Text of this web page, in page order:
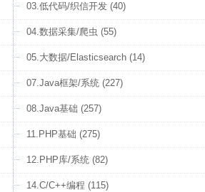
03.低代码/织信开发 (40)
04.数据采集/爬虫 (55)
05.大数据/Elasticsearch (14)
07.Java框架/系统 (227)
08.Java基础 (257)
11.PHP基础 (275)
12.PHP库/系统 (82)
14.C/C++编程 (115)